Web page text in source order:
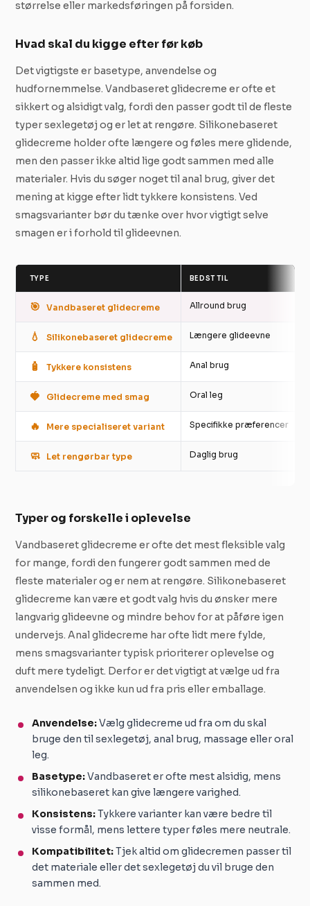
størrelse eller markedsføringen på forsiden.
Hvad skal du kigge efter før køb
Det vigtigste er basetype, anvendelse og
hudfornemmelse. Vandbaseret glidecreme er ofte et
sikkert og alsidigt valg, fordi den passer godt til de fleste
typer sexlegetøj og er let at rengøre. Silikonebaseret
glidecreme holder ofte længere og føles mere glidende,
men den passer ikke altid lige godt sammen med alle
materialer. Hvis du søger noget til anal brug, giver det
mening at kigge efter lidt tykkere konsistens. Ved
smagsvarianter bør du tænke over hvor vigtigt selve
smagen er i forhold til glideevnen.
TYPE BEDST TIL
🎯 Vandbaseret glidecreme Allround brug
💧 Silikonebaseret glidecreme Længere glideevne
🧴 Tykkere konsistens Anal brug
🍓 Glidecreme med smag Oral leg
🔥 Mere specialiseret variant Specifikke præferencer
🧼 Let rengørbar type Daglig brug
Typer og forskelle i oplevelse
Vandbaseret glidecreme er ofte det mest fleksible valg
for mange, fordi den fungerer godt sammen med de
fleste materialer og er nem at rengøre. Silikonebaseret
glidecreme kan være et godt valg hvis du ønsker mere
langvarig glideevne og mindre behov for at påføre igen
undervejs. Anal glidecreme har ofte lidt mere fylde,
mens smagsvarianter typisk prioriterer oplevelse og
duft mere tydeligt. Derfor er det vigtigt at vælge ud fra
anvendelsen og ikke kun ud fra pris eller emballage.
Anvendelse:Vælg glidecreme ud fra om du skal
bruge den til sexlegetøj, anal brug, massage eller oral
leg.
Basetype:Vandbaseret er ofte mest alsidig, mens
silikonebaseret kan give længere varighed.
Konsistens:Tykkere varianter kan være bedre til
visse formål, mens lettere typer føles mere neutrale.
Kompatibilitet:Tjek altid om glidecremen passer til
det materiale eller det sexlegetøj du vil bruge den
sammen med.